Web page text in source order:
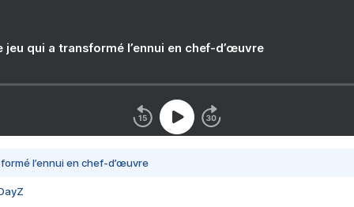
jeu qui a transformé l’ennui en chef-d’œuvre
l’ennui en chef-d’œuvre